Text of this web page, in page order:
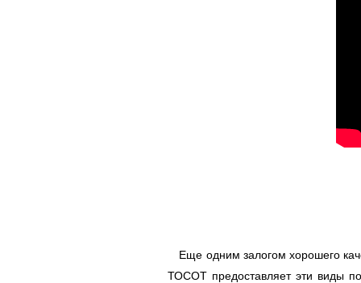
Еще одним залогом хорошего
ТОСОТ предоставляет эти виды